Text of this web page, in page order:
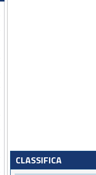
CLASSIFICA